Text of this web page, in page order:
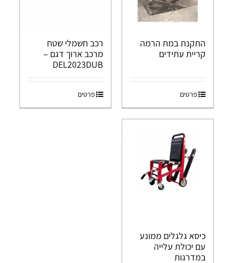
התקנת במת הרמה
קריית עתידים
פרטים
רכב חשמלי שטח
מרכב ארוך דגם –
DEL2023DUB
פרטים
כיסא גלגלים ממונע
עם יכולת עלייה
במדרגות